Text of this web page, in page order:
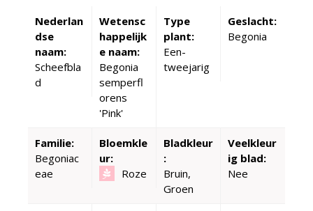
Nederlan
dse
naam:
Scheefbla
d
Wetensc
happelijk
e naam:
Begonia
semperfl
orens
'Pink'
Type
plant:
Een-
tweejarig
Geslacht:
Begonia
Familie:
Begoniac
eae
Bloemkle
ur:
Roze
Bladkleur
:
Bruin,
Groen
Veelkleur
ig blad:
Nee